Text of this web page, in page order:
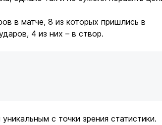
в матче, 8 из которых пришлись в
4 из них – в створ.
с точки зрения статистики.